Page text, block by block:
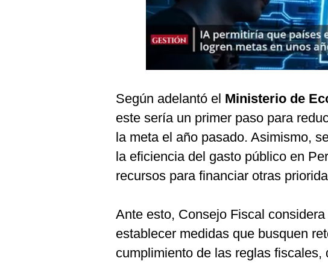
Según adelantó el Ministerio de
este sería un primer paso para
la meta el año pasado. Asimismo,
la eficiencia del gasto público en
recursos para financiar otras
Ante esto, Consejo Fiscal
establecer medidas que busquen
cumplimiento de las reglas fiscales,